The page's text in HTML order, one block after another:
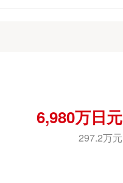
6,980万日元
297.2万元